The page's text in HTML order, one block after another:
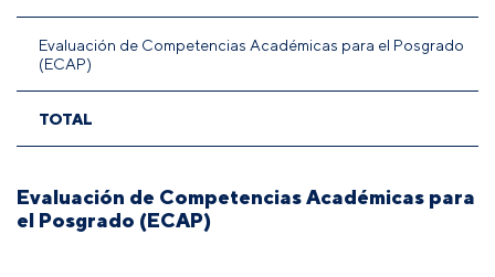
Evaluación de Competencias Académicas para el Posgrado
(ECAP)
TOTAL
Evaluación de Competencias Académicas para
el Posgrado (ECAP)